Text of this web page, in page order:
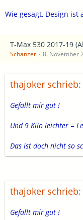
Wie gesagt, Design ist
T-Max 530 2017-19
Schanzer 8. November
thajoker schrieb:
Gefällt mir gut !
Und 9 Kilo leichter =
Das ist doch nicht so
thajoker schrieb:
Gefällt mir gut !